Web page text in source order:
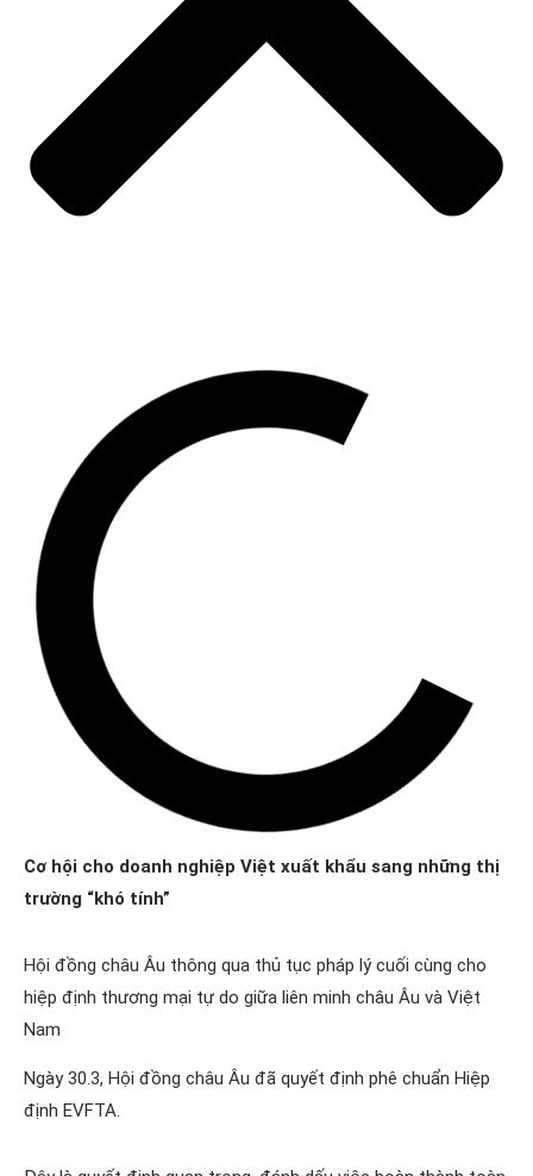
Cơ hội cho doanh nghiệp Việt xuất khẩu sang những thị
trường “khó tính”
Hội đồng châu Âu thông qua thủ tục pháp lý cuối cùng cho
hiệp định thương mại tự do giữa liên minh châu Âu và Việt
Nam
Ngày 30.3, Hội đồng châu Âu đã quyết định phê chuẩn Hiệp
định EVFTA.